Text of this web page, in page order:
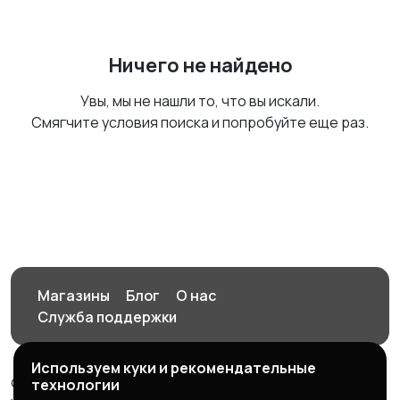
Ничего не найдено
Увы, мы не нашли то, что вы искали.
Смягчите условия поиска и попробуйте еще раз.
Магазины Блог
О нас
Служба поддержки
© 2026 Орен-АЙ - Авто | Недвижимость | Работа |
Используем куки и рекомендательные
технологии